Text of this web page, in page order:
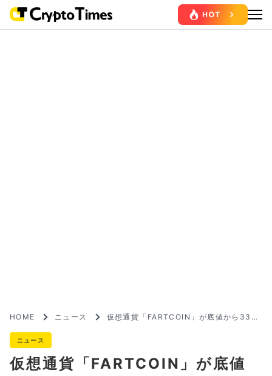
HOME ニュース
仮想通貨「FARTCOIN」が底値から33倍
ニュース
仮想通貨「FARTCOIN」が底値